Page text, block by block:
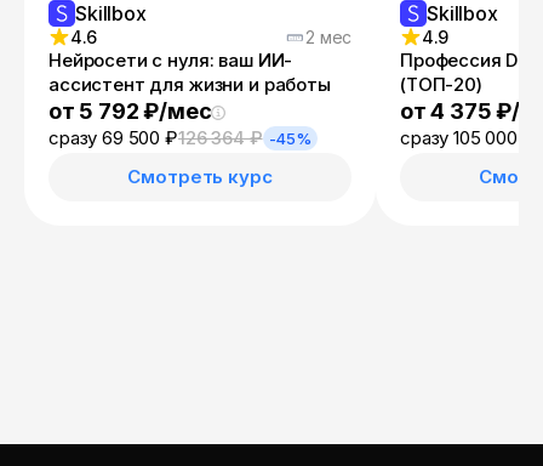
Skillbox
4.6 2 мес
Нейросети с нуля: ваш ИИ-
ассистент для жизни и работы
от 5 792 ₽/мес
сразу 69 500 ₽126 364 ₽ -45%
Смотреть курс
Skillbox
4.9
Профессия
(ТОП-20)
от 4 375 ₽/
сразу 105 000 ₽